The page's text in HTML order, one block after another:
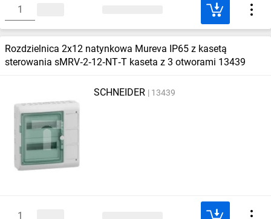
Rozdzielnica 2x12 natynkowa Mureva IP65 z kasetą
sterowania sMRV‑2‑12‑NT‑T kaseta z 3 otworami 13439
SCHNEIDER 13439